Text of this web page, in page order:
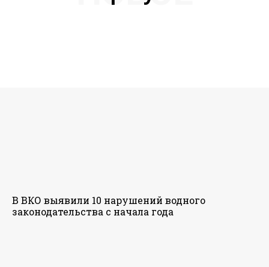
В ВКО выявили 10 нарушений водного
законодательства с начала года